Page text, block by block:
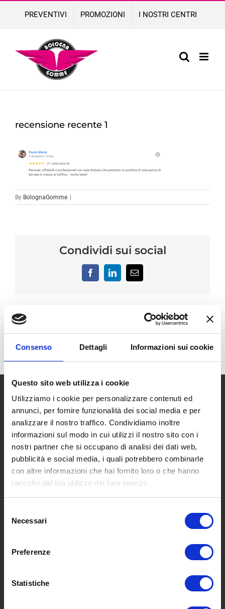
Consenso Dettagli Informazioni sui cookie
Questo sito web utilizza i cookie
Utilizziamo i cookie per personalizzare contenuti ed
annunci, per fornire funzionalità dei social media e per
analizzare il nostro traffico. Condividiamo inoltre
informazioni sul modo in cui utilizzi il nostro sito con i
nostri partner che si occupano di analisi dei dati web,
pubblicità e social media, i quali potrebbero combinarle
con altre informazioni che hai fornito loro o che hanno
raccolto dal tuo utilizzo dei loro servizi.
delNecessari
Preferenze
Statistiche
content
PREVENTIVI PROMOZIONI I NOSTRI CENTRI
recensione recente 1
By BolognaGomme
Condividi sui social
FacebookLinkedInEmail
SCOPRI I NOSTRI CENTRI
MENU
Meccanica